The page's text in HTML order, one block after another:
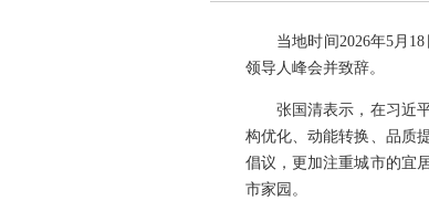
当地时间2026年5月
领导人峰会并致辞。
张国清表示，在习近
构优化、动能转换、品质
倡议，更加注重城市的宜
市家园。